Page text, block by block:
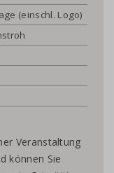
(einschl. Logo)
Veranstaltung
können Sie